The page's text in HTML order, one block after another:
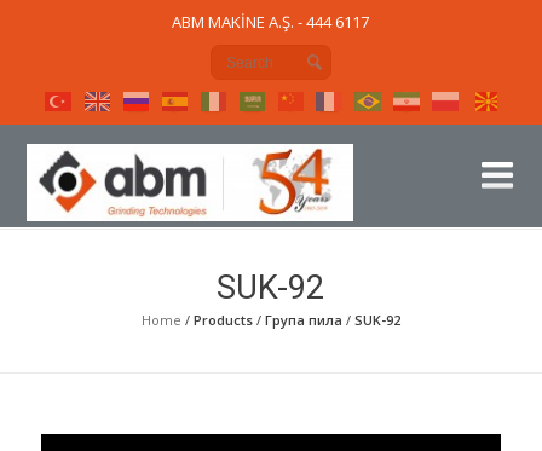
ABM MAKİNE A.Ş. - 444 6117
SUK-92
Home / Products/ Група пила / SUK-92